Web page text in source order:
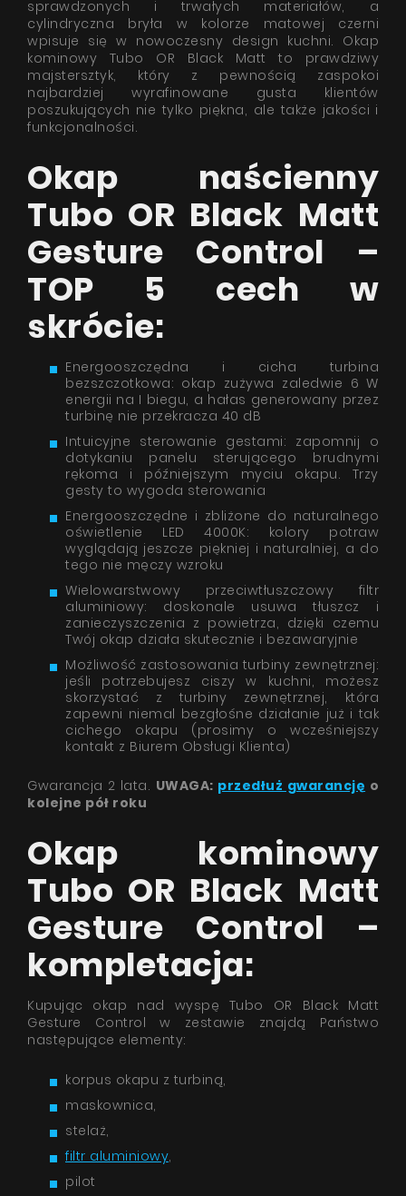
sprawdzonych i trwałych materiałów, a
cylindryczna bryła w kolorze matowej czerni
wpisuje się w nowoczesny design kuchni. Okap
kominowy Tubo OR Black Matt to prawdziwy
majstersztyk, który z pewnością zaspokoi
najbardziej wyrafinowane gusta klientów
poszukujących nie tylko piękna, ale także jakości i
funkcjonalności.
Okap naścienny
Tubo OR Black Matt
Gesture Control –
TOP 5 cech w
skrócie:
Energooszczędna i cicha turbina
bezszczotkowa: okap zużywa zaledwie 6 W
energii na I biegu, a hałas generowany przez
turbinę nie przekracza 40 dB
Intuicyjne sterowanie gestami: zapomnij o
dotykaniu panelu sterującego brudnymi
rękoma i późniejszym myciu okapu. Trzy
gesty to wygoda sterowania
Energooszczędne i zbliżone do naturalnego
oświetlenie LED 4000K: kolory potraw
wyglądają jeszcze piękniej i naturalniej, a do
tego nie męczy wzroku
Wielowarstwowy przeciwtłuszczowy filtr
aluminiowy: doskonale usuwa tłuszcz i
zanieczyszczenia z powietrza, dzięki czemu
Twój okap działa skutecznie i bezawaryjnie
Możliwość zastosowania turbiny zewnętrznej:
jeśli potrzebujesz ciszy w kuchni, możesz
skorzystać z turbiny zewnętrznej, która
zapewni niemal bezgłośne działanie już i tak
cichego okapu (prosimy o wcześniejszy
kontakt z Biurem Obsługi Klienta)
Gwarancja 2 lata. UWAGA: przedłuż gwarancję o
kolejne pół roku
Okap kominowy
Tubo OR Black Matt
Gesture Control –
kompletacja:
Kupując okap nad wyspę Tubo OR Black Matt
Gesture Control w zestawie znajdą Państwo
następujące elementy:
korpus okapu z turbiną,
maskownica,
stelaż,
filtr aluminiowy,
pilot